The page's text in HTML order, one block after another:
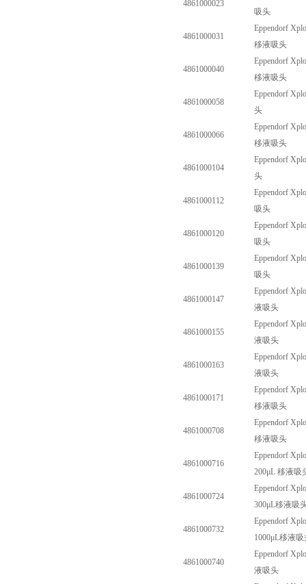
4861000023
吸头
4861000031
Eppendorf
移液吸头
4861000040
Eppendorf
移液吸头
4861000058
Eppendorf
头
4861000066
Eppendorf
移液吸头
4861000104
Eppendorf
头
4861000112
Eppendorf
吸头
4861000120
Eppendorf
吸头
4861000139
Eppendorf
吸头
4861000147
Eppendorf
液吸头
4861000155
Eppendorf
液吸头
4861000163
Eppendorf
液吸头
4861000171
Eppendorf
移液吸头
4861000708
Eppendorf
移液吸头
4861000716
Eppendorf
200μL 移液吸
4861000724
Eppendorf
300μL移液吸
4861000732
Eppendorf
1000μL移液吸
4861000740
Eppendorf
液吸头